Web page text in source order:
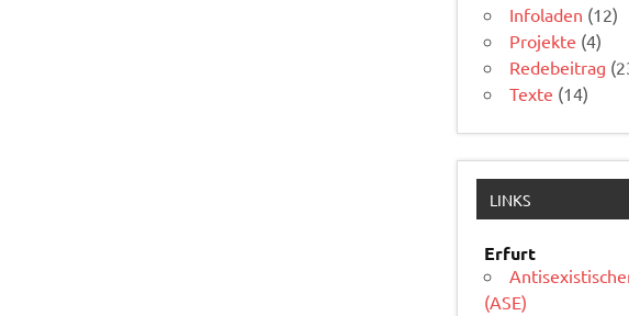
Infoladen (12)
Projekte (4)
Redebeitrag
Texte (14)
LINKS
Erfurt
(ASE)